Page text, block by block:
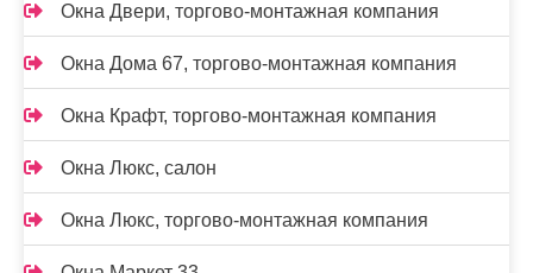
Окна Двери, торгово-монтажная компания
Окна Дома 67, торгово-монтажная компания
Окна Крафт, торгово-монтажная компания
Окна Люкс, салон
Окна Люкс, торгово-монтажная компания